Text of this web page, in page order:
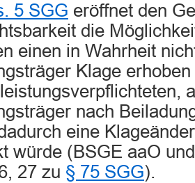
5 SGG eröffnet den
die
einen in Wahrheit
Klage
nach
eine
würde (BSGE aaO
27 zu § 75 SGG).